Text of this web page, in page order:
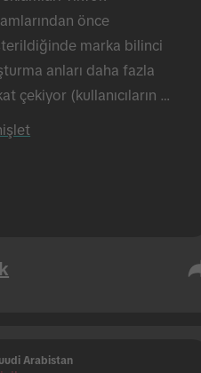
önce
marka bilinci
anları daha fazla
çekiyor (kullanıcıların
Arabistan